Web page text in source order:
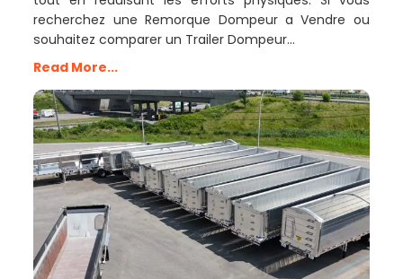
recherchez une Remorque Dompeur a Vendre ou
souhaitez comparer un Trailer Dompeur…
Read More...